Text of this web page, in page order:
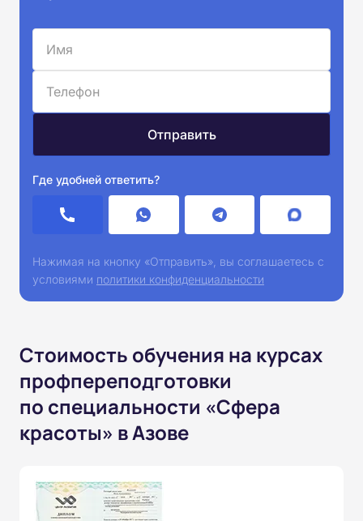
Где удобней ответить?
Нажимая на кнопку «Отправить», вы соглашаетесь с
условиями политики конфиденциальности
Стоимость обучения на курсах
профпереподготовки
по специальности «Сфера
красоты» в Азове